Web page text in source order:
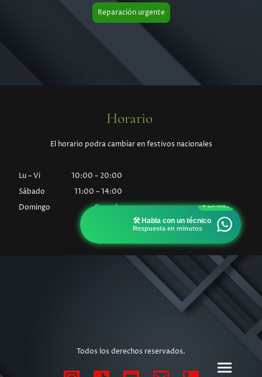
Reparación urgente
Horario
El horario podra cambiar en festivos nacionales
Lu – Vi
10:00 – 20:00
Sábado
11:00 – 14:00
Domingo
Cerrado ● En línea
🛠️ Habla con un técnico
Respuesta en minutos
Todos los derechos reservados.